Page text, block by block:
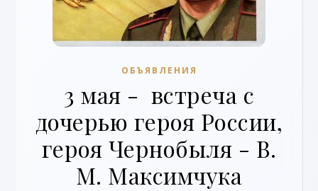
ОБЪЯВЛЕНИЯ
3 мая - встреча с
дочерью героя России,
героя Чернобыля - В.
М. Максимчука